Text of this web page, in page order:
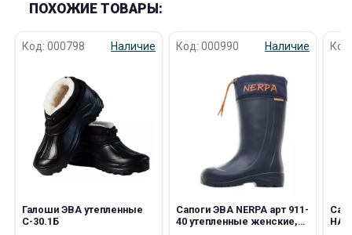
ПОХОЖИЕ ТОВАРЫ:
Код: 000798 Наличие
Галоши ЭВА утепленные
С-30.1Б
Код: 000990 Наличие
Сапоги ЭВА NERPA арт 911-
40 утепленные женские,
НАШ